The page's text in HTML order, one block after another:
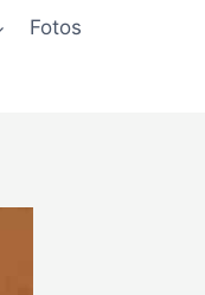
Fotos